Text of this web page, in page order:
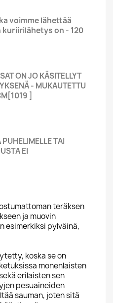
voimme lähettää
on - 120
ON JO KÄSITELLYT
- MUKAUTETTU
]
TAI
EI
teräksen
ja muovin
esimerkiksi pylväinä,
koska se on
monenlaisten
erilaisten sen
pesuaineiden
sauman, joten sitä